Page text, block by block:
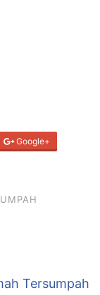
Google+
Tersumpah